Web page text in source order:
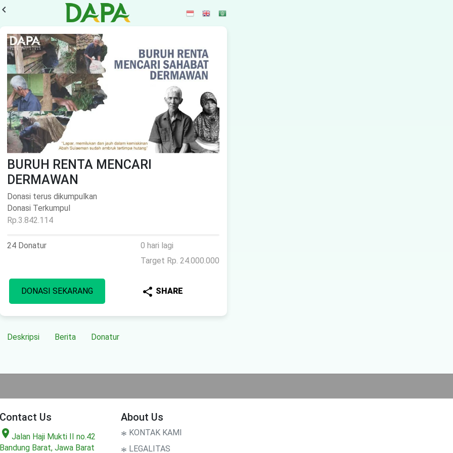
BURUH RENTA MENCARI
DERMAWAN
Donasi terus dikumpulkan
Donasi Terkumpul
Rp.3.842.114
24 Donatur
0 hari lagi
Target Rp. 24.000.000
DONASI SEKARANG share SHARE
Deskripsi Berita Donatur
Contact Us
location_on Jalan Haji Mukti II no.42
Bandung Barat, Jawa Barat
About Us
* KONTAK KAMI
* LEGALITAS